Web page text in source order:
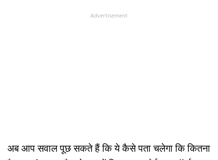
Advertisement
अब आप सवाल पूछ सकते हैं कि ये कैसे पता चलेगा कि कितना